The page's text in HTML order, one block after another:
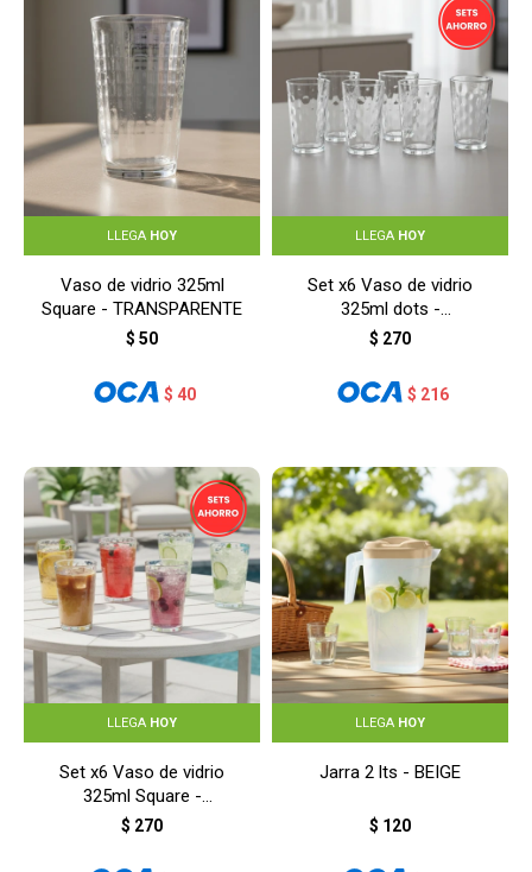
LLEGA HOY
Vaso de vidrio 325ml
Square - TRANSPARENTE
$ 50
$ 40
LLEGA HOY
Set x6 Vaso de vidrio
325ml dots -
TRANSPARENTE
$ 270
$ 216
LLEGA HOY
Set x6 Vaso de vidrio
325ml Square -
TRANSPARENTE
$ 270
LLEGA HOY
Jarra 2 lts - BEIGE
$ 120